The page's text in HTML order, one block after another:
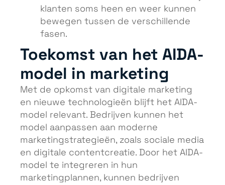
klanten soms heen en weer kunnen
bewegen tussen de verschillende
fasen.
Toekomst van het AIDA-
model in marketing
Met de opkomst van digitale marketing
en nieuwe technologieën blijft het AIDA-
model relevant. Bedrijven kunnen het
model aanpassen aan moderne
marketingstrategieën, zoals sociale media
en digitale contentcreatie. Door het AIDA-
model te integreren in hun
marketingplannen, kunnen bedrijven